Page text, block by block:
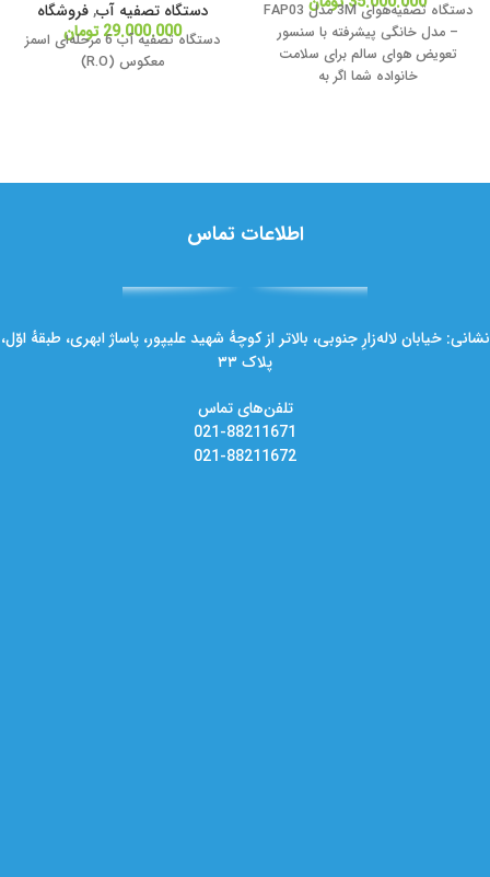
دستگاه تصفیه‌هوای 3M مدل FAP03
– مدل خانگی پیشرفته با سنسور
تعویض هوای سالم برای سلامت
خانواده شما اگر به
دستگاه تصفیه آب,فروشگاه
29.000.000 تومان
دستگاه تصفیه آب 6 مرحله‌ای اسمز
معکوس (R.O)
اطلاعات تماس
نشانی: خیابان لاله‌زارِ جنوبی، بالاتر از کوچهٔ شهید علیپور، پاساژ ابهری، طبقهٔ اوّل،
پلاک ۳۳
تلفن‌های تماس
021-88211671
021-88211672